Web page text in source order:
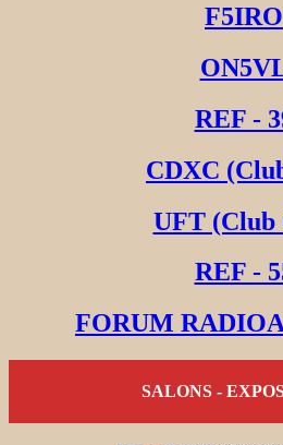
F5IRO
REF -
CDXC
UFT (Club
REF -
FORUM
SALONS -